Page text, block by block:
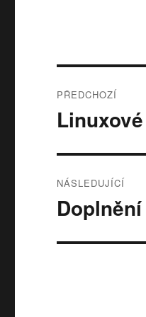
pro
PŘEDCHOZÍ
Předchozí
NÁSLEDUJÍCÍ
Následující
příspěvek: